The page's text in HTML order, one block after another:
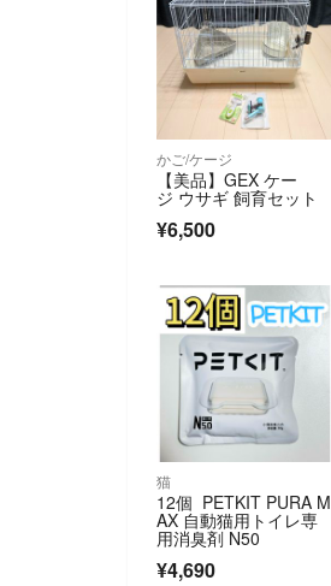
かご/ケージ
【美品】GEX ケー
ジ ウサギ 飼育セット
¥6,500
猫
12個 PETKIT PURA M
AX 自動猫用トイレ専
用消臭剤 N50
¥4,690